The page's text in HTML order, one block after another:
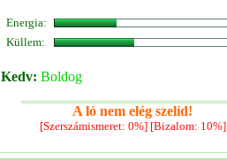
Energia:
Küllem:
Kedv: Boldog
A ló nem elég szelíd!
[Szerszámismeret: 0%] [Bizalom: 10%]